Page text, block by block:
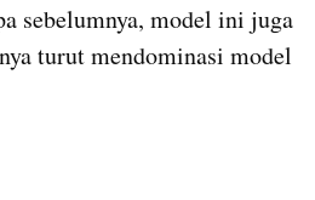
sebelumnya, model ini juga
turut mendominasi model